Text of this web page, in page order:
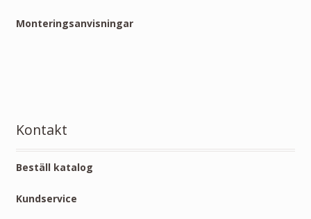
Monteringsanvisningar
Kontakt
Beställ katalog
Kundservice